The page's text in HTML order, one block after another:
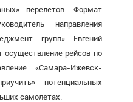
перелетов. Формат
направления
групп» Евгений
осуществление рейсов по
«Самара-Ижевск-
потенциальных
самолетах.